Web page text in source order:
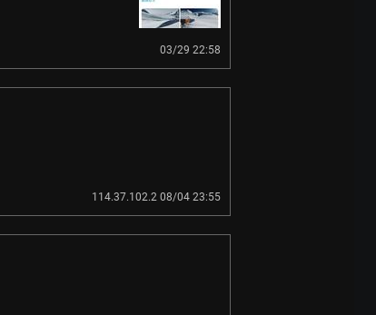
03/29 22:58
114.37.102.2 08/04 23:55